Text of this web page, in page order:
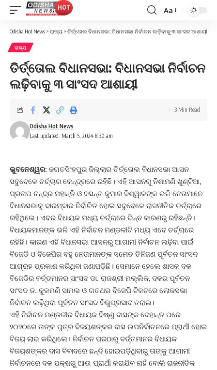
Font
Aa
Odisha Hot News > ରାଜ୍ୟ > ତିର୍ତ୍ତୋଲ ବିଧାନସଭା: ବିଧାନସଭା ନିର୍ବାଚନ ଲଢ଼ିବାକୁ ୩ ସାଂସଦ ଆଶାୟୀ
ରାଜ୍ୟ
ତିର୍ତ୍ତୋଲ ବିଧାନସଭା: ବିଧାନସଭା ନିର୍ବାଚନ
ଲଢ଼ିବାକୁ ୩ ସାଂସଦ ଆଶାୟୀ
Last updated: March 5, 2024 8:30 am
Odisha Hot News
3 Min Read
ଭୁବନେଶ୍ୱର: ଜଗତସିଂହପୁର ଜିଲ୍ଲାର ତିର୍ତ୍ତୋଲ ବିଧାନସଭା ଆସନ
ସବୁବେଳେ ଚର୍ଚ୍ଚାର କେନ୍ଦ୍ରରେ ରହିଛି। ଏହି ଆସନରୁ ନିଶାମଣି ଖୁଣ୍ଟିଆ,
ପ୍ରତାପ ଚନ୍ଦ୍ର ମହାନ୍ତି ଓ ବସନ୍ତ କୁମାର ବିଶ୍ୱାଳଙ୍କ ଭଳି ନେତାମାନେ
ବିଧାନସଭାକୁ ବାରମ୍ବାର ନିର୍ବାଚିତ ହୋଇ ସବୁବେଳେ ରାଜନୀତିକ ଚର୍ଚ୍ଚାରେ
ରହିଥିଲେ। ଏବର ବିଧାୟକ ମଧ୍ୟ ଚର୍ଚ୍ଚାରେ ଭିନ୍ନ କାରଣରୁ ରହିଛନ୍ତି।
ବିଧାୟକମାନଙ୍କ ଭଳି ଏହି ନିର୍ବାଚନ ମଣ୍ଡଳୀଟି ମଧ୍ୟ ଏବେ ଚର୍ଚ୍ଚାରେ
ରହିଛି। କାରଣ ଏହି ବିଧାନସଭା ଆସନରୁ ଆଗାମୀ ନିର୍ବାଚନ ଲଢ଼ିବା ପାଇଁ
ବିଜେଡି ଓ ବିଜେପିର ବହୁ ନେତାମାନଙ୍କ ସମେତ ତିନିଜଣ ପୂର୍ବତନ ସାଂସଦ
ଆଗ୍ରହ ପ୍ରକାଶ କରିଥିବା ଜଣାପଡ଼ିଛି। ସେମାନେ ହେଲେ ଶାସକ ଦଳ
ବିଜେଡିର ବର୍ତ୍ତମାନର ସାଂସଦ ଡା. ରାଜଶ୍ରୀ ମଲ୍ଲିକ, ଦଳର ପୂର୍ବତନ
ସାଂସଦ ଡ. କୁଳମଣି ସାମଲ ଓ ଗତଥର ବିଜେପି ଟିକଟରେ ଲୋକସଭା
ନିର୍ବାଚନ ଲଢ଼ିଥିବା ପୂର୍ବତନ ସାଂସଦ ବିଭୁପ୍ରସାଦ ତରାଇ।
ଏହି ନିର୍ବାଚନ ମଣ୍ଡଳୀର ବିଧାୟକ ବିଷ୍ଣୁ ଦାସଙ୍କ ଦେହାନ୍ତ ପରେ
୨୦୨୦ରେ ତାଙ୍କ ପୁତ୍ର ବିଜୟଶଙ୍କର ଦାସ ଉପନିର୍ବାଚନରେ ପ୍ରାର୍ଥୀ ହୋଇ
ବିଜୟ ଲାଭ କରିଥିଲେ। ନିର୍ବାଚନ ପରଠାରୁ ବର୍ତ୍ତମାନର ବିଧାୟକ
ବିଜୟଶଙ୍କର ଦାସ ବିବାଦରେ ଛନ୍ଦି ହୋଇପଡ଼ିଥିବାରୁ ତାଙ୍କୁ ଆଗାମୀ
ନିର୍ବାଚନରେ ଦଳ ପକ୍ଷରୁ ଆଉ ପ୍ରାର୍ଥୀ କରାଯିବ ନାହିଁ ବୋଲି ରାଜନୀତିକ